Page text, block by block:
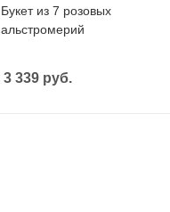
Букет из 7 розовых
альстромерий
3 339руб.